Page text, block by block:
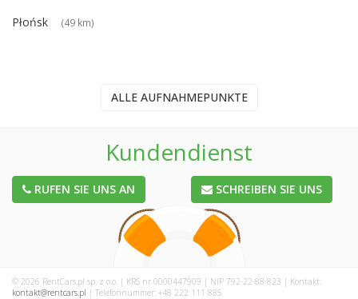
Płońsk (49 km)
ALLE AUFNAHMEPUNKTE
Kundendienst
RUFEN SIE UNS AN SCHREIBEN SIE UNS
© 2026 RentCars.pl sp. z o.o. | KRS nr 0000447909 | NIP 792-22-88-823 | Kontakt:
kontakt@rentcars.pl | Telefonnummer: +48 222 111 885